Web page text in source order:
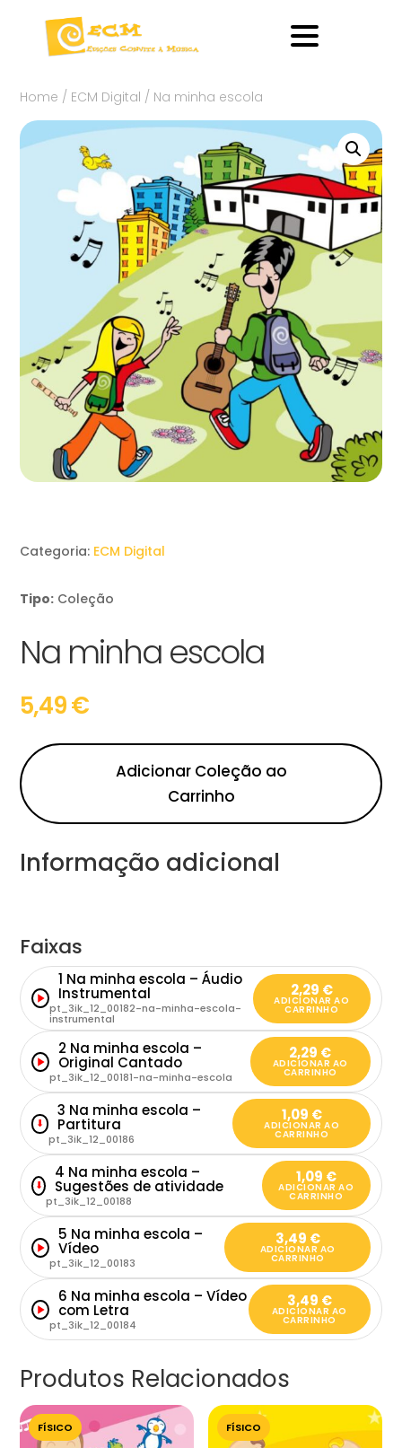
Home / ECM Digital / Na minha escola
Categoria: ECM Digital
Tipo: Coleção
Na minha escola
5,49€
Adicionar Coleção ao
Carrinho
Informação adicional
Faixas
1 Na minha escola – Áudio
Instrumental
pt_3ik_12_00182-na-minha-escola-
instrumental
2,29 €
ADICIONAR AO
CARRINHO
2 Na minha escola –
Original Cantado
pt_3ik_12_00181-na-minha-escola
2,29 €
ADICIONAR AO
CARRINHO
⬇
3 Na minha escola –
Partitura
pt_3ik_12_00186
1,09 €
ADICIONAR AO
CARRINHO
⬇
4 Na minha escola –
Sugestões de atividade
pt_3ik_12_00188
1,09 €
ADICIONAR AO
CARRINHO
5 Na minha escola –
Vídeo
pt_3ik_12_00183
3,49 €
ADICIONAR AO
CARRINHO
6 Na minha escola – Vídeo
com Letra
pt_3ik_12_00184
3,49 €
ADICIONAR AO
CARRINHO
Produtos Relacionados
FÍSICO FÍSICO